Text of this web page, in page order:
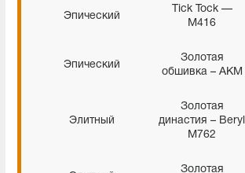
Эпический
Tick Tock —
M416
Эпический
Золотая
обшивка – AKM
Элитный
Золотая
династия – Beryl
M762
Золотая